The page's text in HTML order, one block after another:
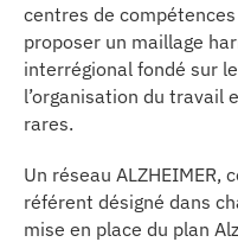
centres de
proposer un maillage
interrégional fondé sur
l’organisation du travail
rares.
Un réseau ALZHEIMER,
référent désigné dans
mise en place du plan